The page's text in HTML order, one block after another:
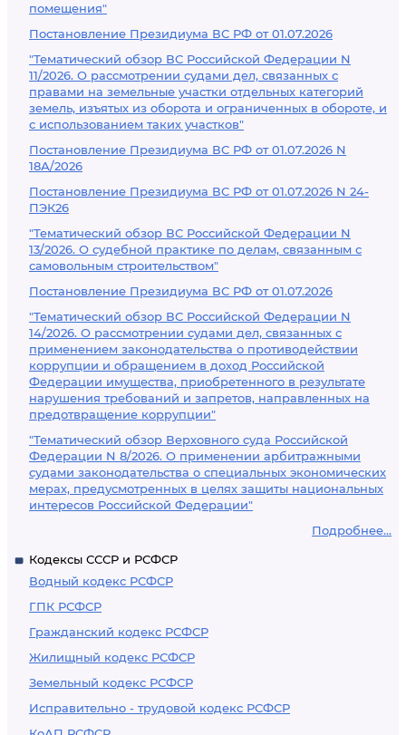
помещения"
Постановление Президиума ВС РФ от 01.07.2026
"Тематический обзор ВС Российской Федерации N
11/2026. О рассмотрении судами дел, связанных с
правами на земельные участки отдельных категорий
земель, изъятых из оборота и ограниченных в обороте, и
с использованием таких участков"
Постановление Президиума ВС РФ от 01.07.2026 N
18А/2026
Постановление Президиума ВС РФ от 01.07.2026 N 24-
ПЭК26
"Тематический обзор ВС Российской Федерации N
13/2026. О судебной практике по делам, связанным с
самовольным строительством"
Постановление Президиума ВС РФ от 01.07.2026
"Тематический обзор ВС Российской Федерации N
14/2026. О рассмотрении судами дел, связанных с
применением законодательства о противодействии
коррупции и обращением в доход Российской
Федерации имущества, приобретенного в результате
нарушения требований и запретов, направленных на
предотвращение коррупции"
"Тематический обзор Верховного суда Российской
Федерации N 8/2026. О применении арбитражными
судами законодательства о специальных экономических
мерах, предусмотренных в целях защиты национальных
интересов Российской Федерации"
Подробнее...
Кодексы СССР и РСФСР
Водный кодекс РСФСР
ГПК РСФСР
Гражданский кодекс РСФСР
Жилищный кодекс РСФСР
Земельный кодекс РСФСР
Исправительно - трудовой кодекс РСФСР